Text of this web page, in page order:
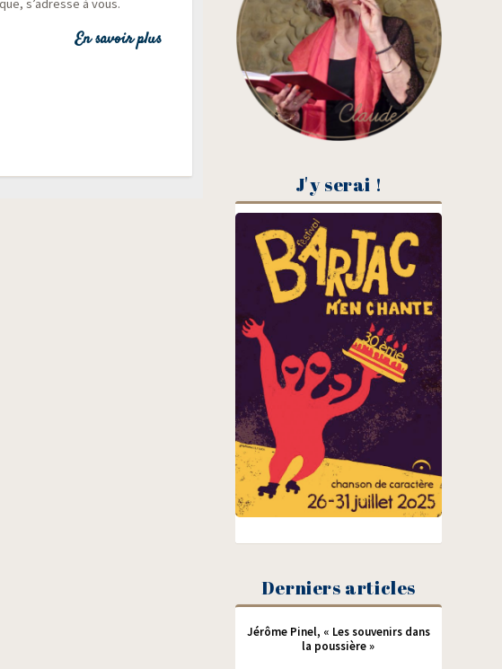
s’adresse à vous.
En savoir plus
J'y serai !
Derniers articles
Jérôme Pinel, « Les souvenirs dans
la poussière »